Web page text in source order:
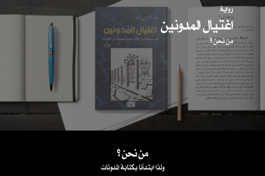
رواية
اغتيال المدونين
من نحن ؟
من نحن ؟
ولذا ابتدأنا بكتابة المدونات